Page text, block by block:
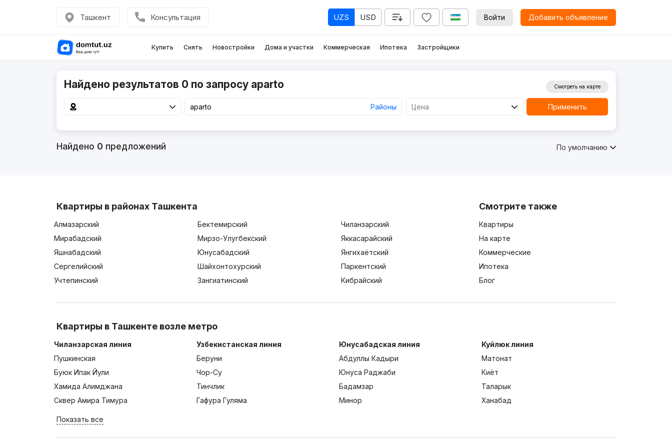
Ташкент Консультация UZS USD Войти Добавить объявление
Купить Снять Новостройки Дома и участки Коммерческая Ипотека Застройщики
Найдено результатов 0 по запросу aparto
Районы Цена
Смотреть на карте
Применить
Найдено 0 предложений По умолчанию
Квартиры в районах Ташкента
Алмазарский Бектемирский
Чиланзарский
Мирабадский
Мирзо-Улугбекский
Яккасарайский
Яшнабадский
Юнусабадский
Янгихаётский
Сергелийский
Шайхонтохурский
Паркентский
Учтепинский
Зангиатинский Кибрайский
Смотрите также
Квартиры
На карте
Коммерческие
Ипотека
Блог
Квартиры в Ташкенте возле метро
Чиланзарская линия
Пушкинская
Буюк Ипак Йули
Хамида Алимджана
Сквер Амира Тимура
Узбекистанская линия
Беруни
Чор-Су
Тинчлик
Гафура Гуляма
Юнусабадская линия
Абдуллы Кадыри
Юнуса Раджаби
Бадамзар
Минор
Куйлюк линия
Матонат
Киёт
Таларык
Ханабад
Показать все